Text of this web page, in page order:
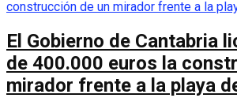
El Gobierno de Cantabria
de 400.000 euros la
mirador frente a la playa